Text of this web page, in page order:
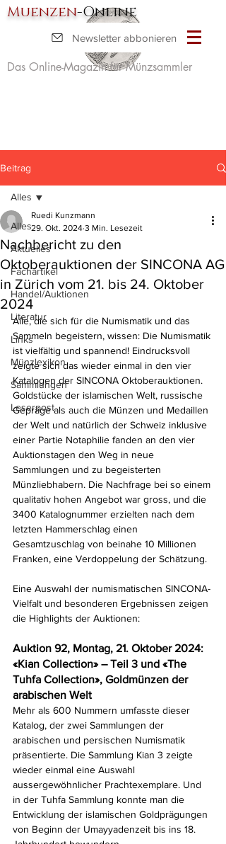
Muenzen-Online
Das Online-Magazin für Münzsammler
Newsletter abbonieren
Beitrag
Alles
Aktuelles
Fachartikel
Handel/Auktionen
Literatur
Links
Münzlexikon
Sammlungen
Leserpost
Alles
Nachbericht zu den
Oktoberauktionen der SINCONA AG
in Zürich vom 21. bis 24. Oktober
2024
Ruedi Kunzmann
29. Okt. 2024 3 Min. Lesezeit
Alle, die sich für die Numismatik und das
Sammeln begeistern, wissen: Die Numismatik
ist vielfältig und spannend! Eindrucksvoll
zeigte sich das wieder einmal in den vier
Katalogen der SINCONA Oktoberauktionen.
Goldstücke der islamischen Welt, russische
Gepräge als auch die Münzen und Medaillen
der Welt und natürlich der Schweiz inklusive
einer Partie Notaphilie fanden an den vier
Auktionstagen den Weg in neue
Sammlungen und zu begeisterten
Münzliebhabern. Die Nachfrage bei so einem
qualitativ hohen Angebot war gross, und die
3400 Katalognummer erzielten nach dem
letzten Hammerschlag einen
Gesamtzuschlag von beinahe 10 Millionen
Franken, eine Verdoppelung der Schätzung.
Eine Auswahl der numismatischen SINCONA-
Vielfalt und besonderen Ergebnissen zeigen
die Highlights der Auktionen:
Auktion 92, Montag, 21. Oktober 2024:
«Kian Collection» – Teil 3 und «The
Tuhfa Collection», Goldmünzen der
arabischen Welt
Mehr als 600 Nummern umfasste dieser
Katalog, der zwei Sammlungen der
arabischen und persischen Numismatik
präsentierte. Die Sammlung Kian 3 zeigte
wieder einmal eine Auswahl
aussergewöhnlicher Prachtexemplare. Und
in der Tuhfa Sammlung konnte man die
Entwicklung der islamischen Goldprägungen
von Beginn der Umayyadenzeit bis ins 18.